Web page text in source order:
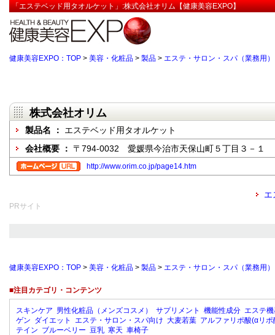
「エステベッド用タオルケット」:株式会社オリム【健康美容EXPO】
健康美容EXPO：TOP > 美容・化粧品 > 製品 > エステ・サロン・スパ（業務用）
株式会社オリム
製品名 ： エステベッド用タオルケット
会社概要 ： 〒794-0032 愛媛県今治市天保山町５丁目３－１
http://www.orim.co.jp/page14.htm
エ
PRサイト
健康美容EXPO：TOP > 美容・化粧品 > 製品 > エステ・サロン・スパ（業務用）
■注目カテゴリ・コンテンツ
スキンケア 男性化粧品（メンズコスメ） サプリメント 機能性成分 エステ
ゲン ダイエット エステ・サロン・スパ向け 大麦若葉 アルファリポ酸(αリポ
テイン ブルーベリー 豆乳 寒天 車椅子